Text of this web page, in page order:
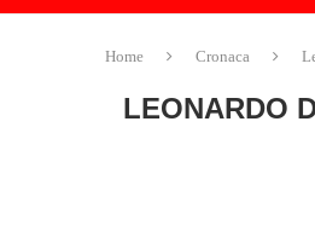
Home Cronaca
LEONARDO